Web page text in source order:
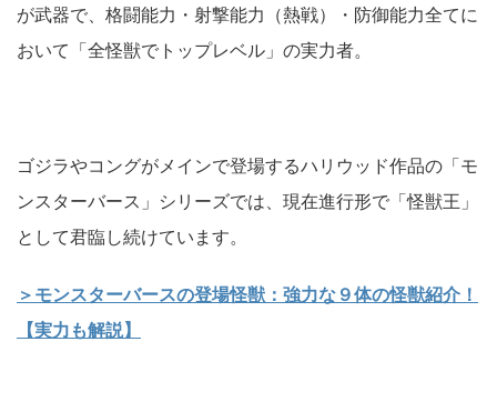
が武器で、格闘能力・射撃能力（熱戦）・防御能力全てに
おいて「全怪獣でトップレベル」の実力者。
ゴジラやコングがメインで登場するハリウッド作品の「モ
ンスターバース」シリーズでは、現在進行形で「怪獣王」
として君臨し続けています。
＞モンスターバースの登場怪獣：強力な９体の怪獣紹介！
【実力も解説】